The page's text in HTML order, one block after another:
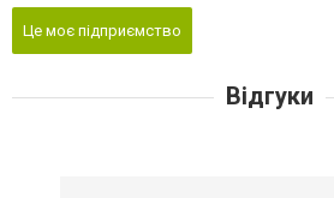
Це моє підприємство
Відгуки